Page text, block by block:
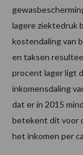
lagere ziektedruk
kostendaling van
en taksen
procent lager ligt
inkomensdaling
dat er in 2015
betekent dit voor
het inkomen per